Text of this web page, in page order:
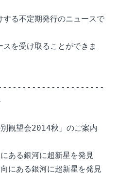
る不定期発行のニュースで
を受け取ることができま
観望会2014秋」のご案内
ある銀河に超新星を発見
にある銀河に超新星を発見